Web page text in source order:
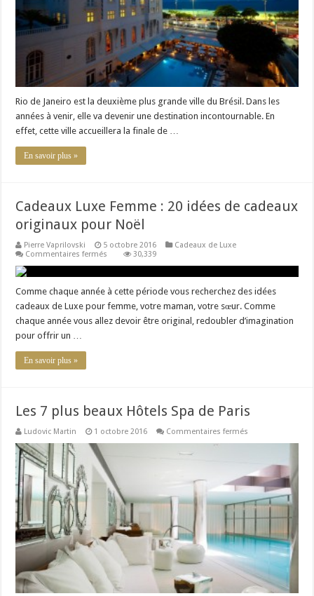
Rio
de
Janeiro
Rio de Janeiro est la deuxième plus grande ville du Brésil. Dans les
années à venir, elle va devenir une destination incontournable. En
effet, cette ville accueillera la finale de …
En savoir plus »
Cadeaux Luxe Femme : 20 idées de cadeaux
originaux pour Noël
Pierre Vaprilovski 5 octobre 2016
Cadeaux de Luxe
Commentaires fermés
:
idées
cadeaux
30,339
Comme chaque année à cette période vous recherchez des idées
cadeaux de Luxe pour femme, votre maman, votre sœur. Comme
chaque année vous allez devoir être original, redoubler d’imagination
pour offrir un …
En savoir plus »
Les 7 plus beaux Hôtels Spa de Paris
Ludovic Martin 1 octobre 2016 Commentaires fermés
beaux
Hôtels
Spa
de
Paris